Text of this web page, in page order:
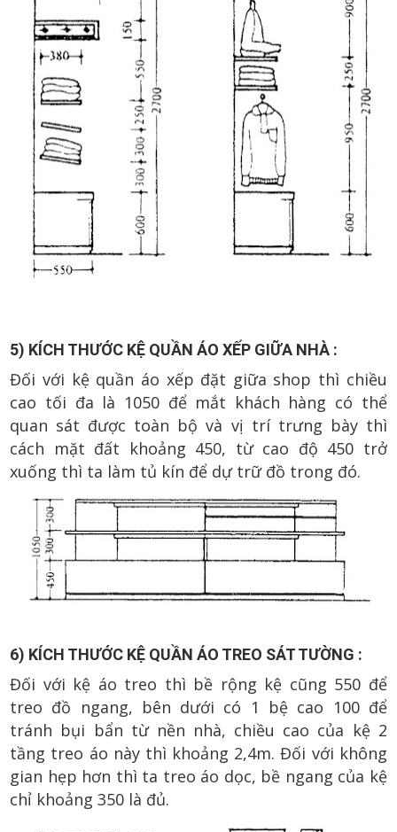
5) KÍCH THƯỚC KỆ QUẦN ÁO XẾP GIỮA NHÀ :
Đối với kệ quần áo xếp đặt giữa shop thì chiều
cao tối đa là 1050 để mắt khách hàng có thể
quan sát được toàn bộ và vị trí trưng bày thì
cách mặt đất khoảng 450, từ cao độ 450 trở
xuống thì ta làm tủ kín để dự trữ đồ trong đó.
6) KÍCH THƯỚC KỆ QUẦN ÁO TREO SÁT TƯỜNG :
Đối với kệ áo treo thì bề rộng kệ cũng 550 để
treo đồ ngang, bên dưới có 1 bệ cao 100 để
tránh bụi bẩn từ nền nhà, chiều cao của kệ 2
tầng treo áo này thì khoảng 2,4m. Đối với không
gian hẹp hơn thì ta treo áo dọc, bề ngang của kệ
chỉ khoảng 350 là đủ.